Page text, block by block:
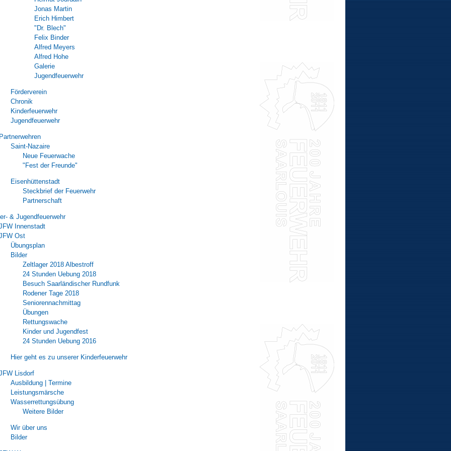
Jonas Martin
Erich Himbert
"Dr. Blech"
Felix Binder
Alfred Meyers
Alfred Hohe
Galerie
Jugendfeuerwehr
Förderverein
Chronik
Kinderfeuerwehr
Jugendfeuerwehr
Saint-Nazaire
Neue Feuerwache
"Fest der Freunde"
Eisenhüttenstadt
Steckbrief der Feuerwehr
Partnerschaft
& Jugendfeuerwehr
Innenstadt
Ost
Übungsplan
Bilder
Zeltlager 2018 Albestroff
24 Stunden Uebung 2018
Besuch Saarländischer Rundfunk
Rodener Tage 2018
Seniorennachmittag
Übungen
Rettungswache
Kinder und Jugendfest
24 Stunden Uebung 2016
Hier geht es zu unserer Kinderfeuerwehr
Lisdorf
Ausbildung | Termine
Leistungsmärsche
Wasserrettungsübung
Weitere Bilder
Wir über uns
Bilder